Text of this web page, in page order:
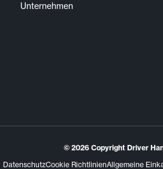
Unternehmen
© 2026 Copyright Driver
DatenschutzCookie RichtlinienAllgemeine